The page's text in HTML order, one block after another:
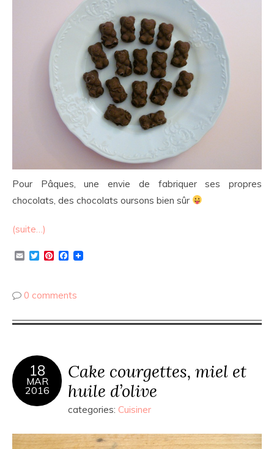
Pour Pâques, une envie de fabriquer ses propres
chocolats, des chocolats oursons bien sûr
(suite…)
EmailTwitterPinterestFacebook
0 comments
18
MAR
2016
Cake courgettes, miel et
huile d’olive
categories: Cuisiner